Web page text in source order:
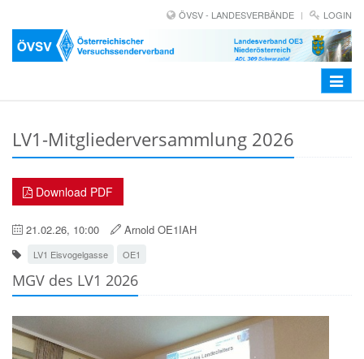
ÖVSV - LANDESVERBÄNDE LOGIN
Toggle
LV1-Mitgliederversammlung 2026
Download PDF
21.02.26, 10:00 Arnold OE1IAH
LV1 Eisvogelgasse OE1
MGV des LV1 2026